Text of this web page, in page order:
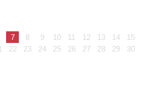
7 8 9 10 11 12 13 14
15
22 23 24 25 26 27 28 29
30